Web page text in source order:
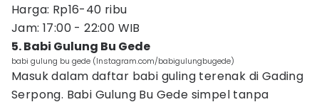
Harga: Rp16-40 ribu
Jam: 17:00 - 22:00 WIB
5. Babi Gulung Bu Gede
babi gulung bu gede (Instagram.com/babigulungbugede)
Masuk dalam daftar babi guling terenak di Gading
Serpong. Babi Gulung Bu Gede simpel tanpa